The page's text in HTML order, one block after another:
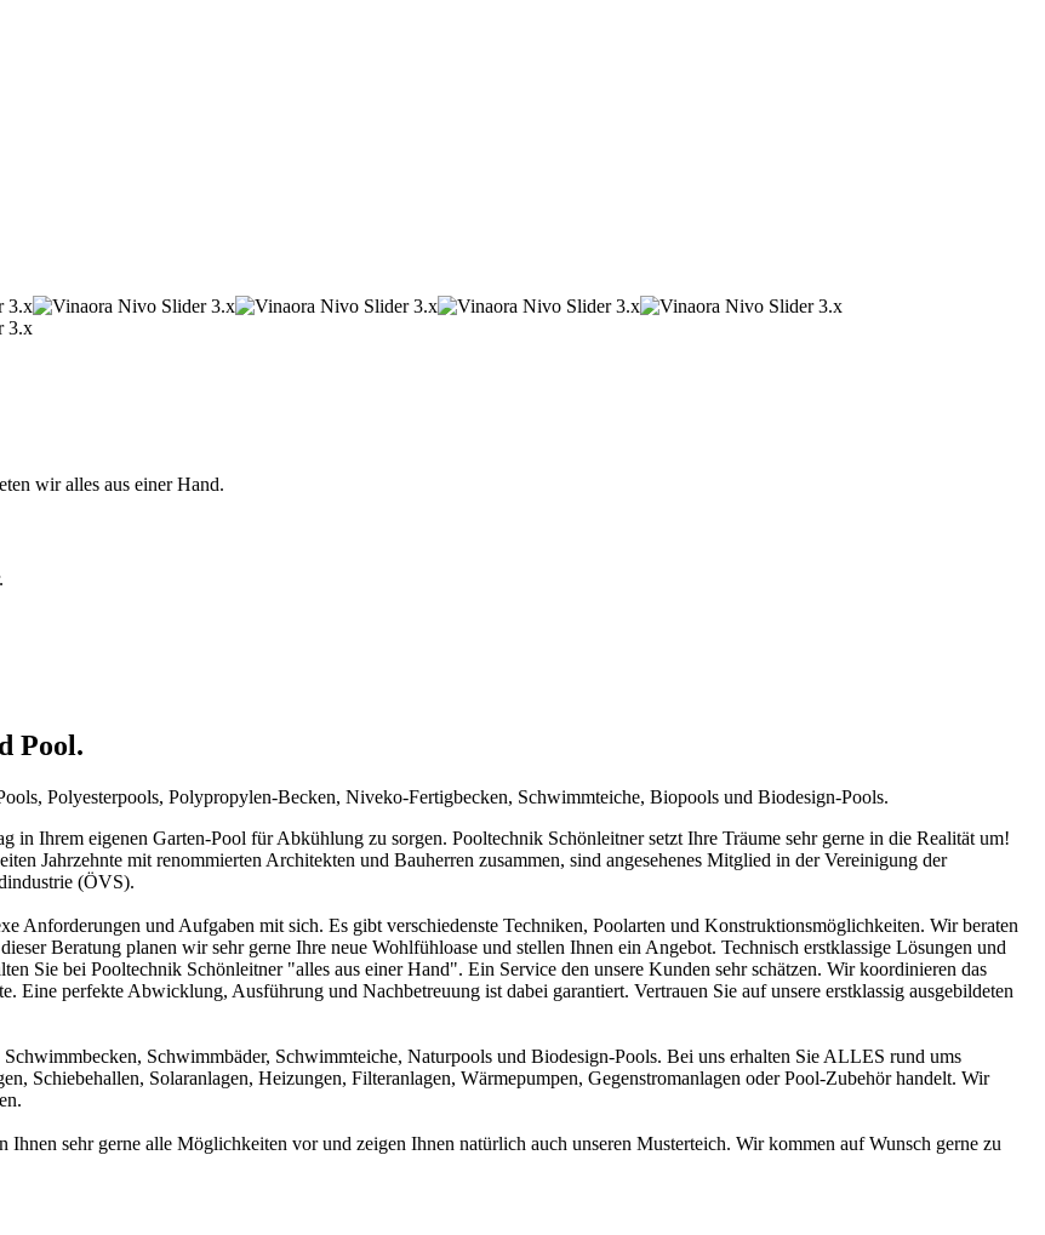
wir alles aus einer Hand.
Pool.
Polyesterpools, Polypropylen-Becken, Niveko-Fertigbecken, Schwimmteiche, Biopools und Biodesign-Pools.
in Ihrem eigenen Garten-Pool für Abkühlung zu sorgen. Pooltechnik Schönleitner setzt Ihre Träume sehr gerne in die Realität um!
Jahrzehnte mit renommierten Architekten und Bauherren zusammen, sind angesehenes Mitglied in der Vereinigung der
(ÖVS).
Anforderungen und Aufgaben mit sich. Es gibt verschiedenste Techniken, Poolarten und Konstruktionsmöglichkeiten. Wir beraten
Beratung planen wir sehr gerne Ihre neue Wohlfühloase und stellen Ihnen ein Angebot. Technisch erstklassige Lösungen und
Sie bei Pooltechnik Schönleitner "alles aus einer Hand". Ein Service den unsere Kunden sehr schätzen. Wir koordinieren das
Eine perfekte Abwicklung, Ausführung und Nachbetreuung ist dabei garantiert. Vertrauen Sie auf unsere erstklassig ausgebildeten
Schwimmbäder, Schwimmteiche, Naturpools und Biodesign-Pools. Bei uns erhalten Sie ALLES rund ums
Schiebehallen, Solaranlagen, Heizungen, Filteranlagen, Wärmepumpen, Gegenstromanlagen oder Pool-Zubehör handelt. Wir
sehr gerne alle Möglichkeiten vor und zeigen Ihnen natürlich auch unseren Musterteich. Wir kommen auf Wunsch gerne zu